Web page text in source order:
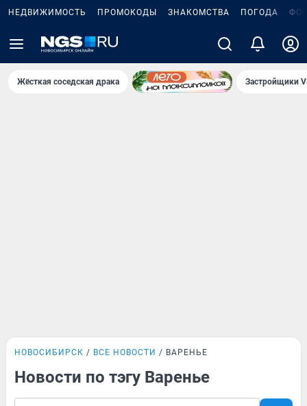
НЕДВИЖИМОСТЬ ПРОМОКОДЫ ЗНАКОМСТВА ПОГОДА
Жёсткая соседская драка Застройщики
НОВОСИБИРСК ВСЕ НОВОСТИ ВАРЕНЬЕ
Новости по тэгу Варенье